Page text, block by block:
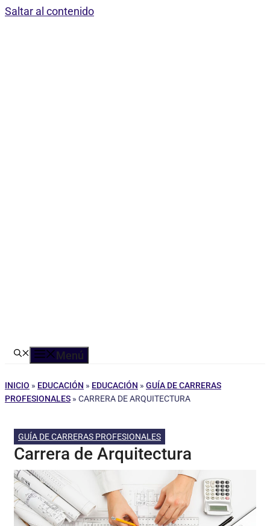
Saltar al contenido
Menú
INICIO » EDUCACIÓN » EDUCACIÓN » GUÍA DE CARRERAS
PROFESIONALES » CARRERA DE ARQUITECTURA
GUÍA DE CARRERAS PROFESIONALES
Carrera de Arquitectura